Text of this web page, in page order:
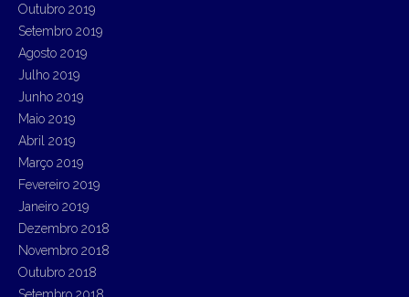
Outubro 2019
Setembro 2019
Agosto 2019
Julho 2019
Junho 2019
Maio 2019
Abril 2019
Março 2019
Fevereiro 2019
Janeiro 2019
Dezembro 2018
Novembro 2018
Outubro 2018
Setembro 2018